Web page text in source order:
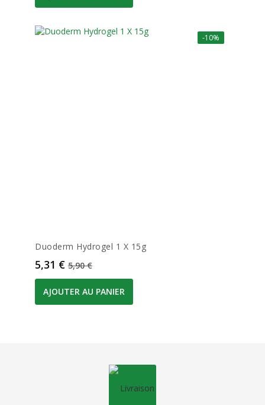
-10%
Duoderm Hydrogel 1 X 15g
Prix
5,31 € Prix de base
5,90 €
AJOUTER AU PANIER